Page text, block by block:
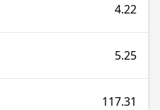
4.22
5.25
117.31